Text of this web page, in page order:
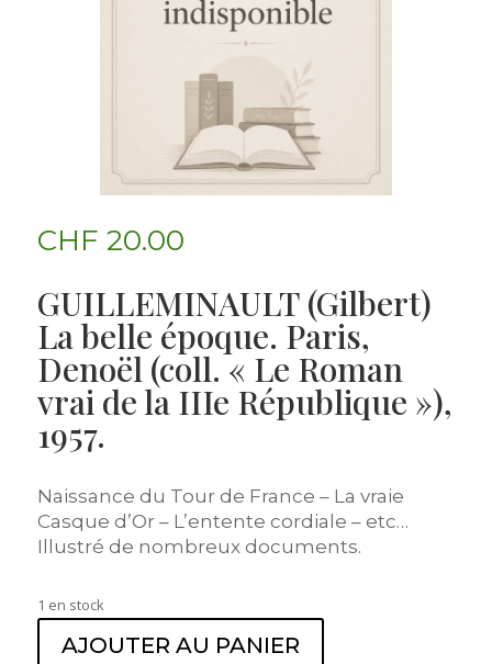
CHF 20.00
GUILLEMINAULT (Gilbert)
La belle époque. Paris,
Denoël (coll. « Le Roman
vrai de la IIIe République »),
1957.
Naissance du Tour de France – La vraie
Casque d’Or – L’entente cordiale – etc…
Illustré de nombreux documents.
1 en stock
AJOUTER AU PANIER